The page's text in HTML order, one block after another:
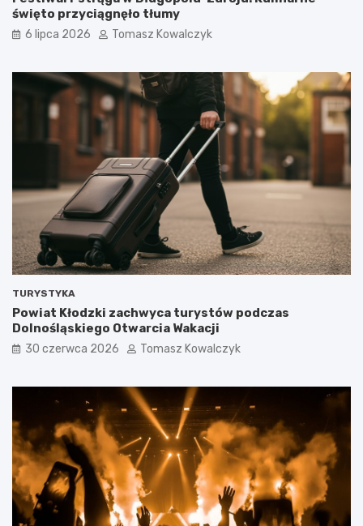
święto przyciągnęło tłumy
6 lipca 2026 Tomasz Kowalczyk
TURYSTYKA
Powiat Kłodzki zachwyca turystów podczas
Dolnośląskiego Otwarcia Wakacji
30 czerwca 2026 Tomasz Kowalczyk